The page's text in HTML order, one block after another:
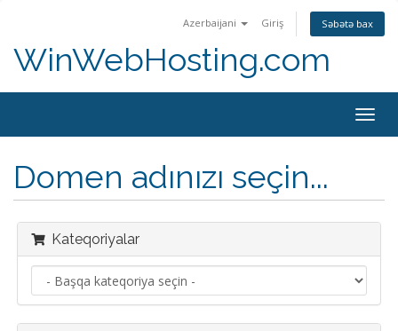
Azerbaijani Giriş Səbətə bax
WinWebHosting.com
keçid
Domen adınızı seçin...
Kateqoriyalar